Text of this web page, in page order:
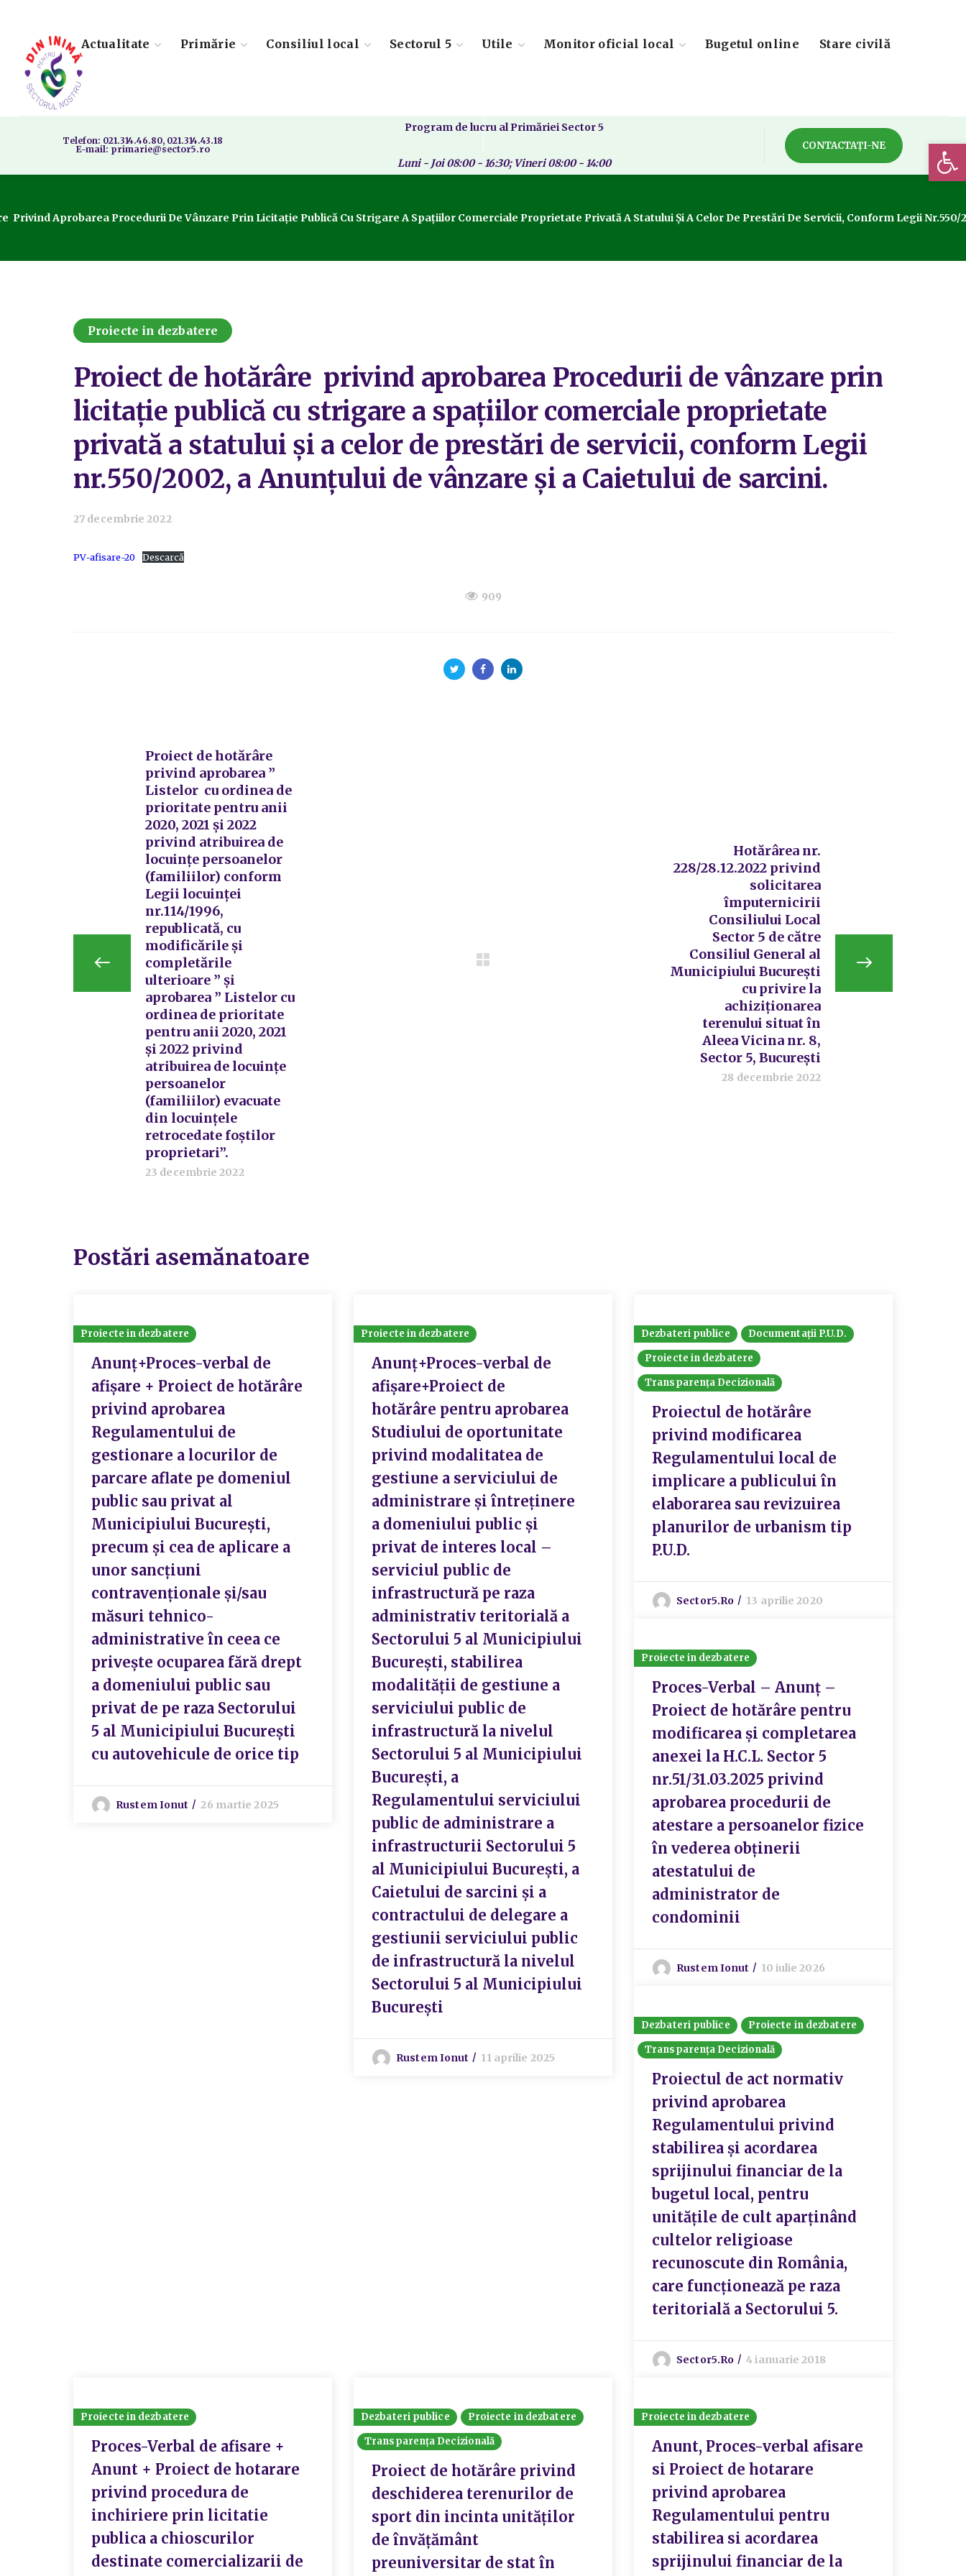
Actualitate Primărie Consiliul local Sectorul 5 Utile Monitor oficial local Bugetul online Stare civilă
Telefon: 021.314.46.80, 021.314.43.18
E-mail: primarie@sector5.ro
Program de lucru al Primăriei Sector 5
Luni - Joi 08:00 - 16:30; Vineri 08:00 - 14:00
CONTACTAȚI-NE
Privind Aprobarea Procedurii De Vânzare Prin Licitație Publică Cu Strigare A Spațiilor Comerciale Proprietate Privată A Statului Și A Celor De Prestări De Servicii, Conform Legii Nr.550/
Proiecte in dezbatere
Proiect de hotărâre privind aprobarea Procedurii de vânzare prin
licitație publică cu strigare a spațiilor comerciale proprietate
privată a statului și a celor de prestări de servicii, conform Legii
nr.550/2002, a Anunțului de vânzare și a Caietului de sarcini.
27 decembrie 2022
PV-afisare-20 Descarcă
909
Proiect de hotărâre
privind aprobarea ”
Listelor cu ordinea de
prioritate pentru anii
2020, 2021 și 2022
privind atribuirea de
locuințe persoanelor
(familiilor) conform
Legii locuinței
nr.114/1996,
republicată, cu
modificările și
completările
ulterioare ” și
aprobarea ” Listelor cu
ordinea de prioritate
pentru anii 2020, 2021
și 2022 privind
atribuirea de locuințe
persoanelor
(familiilor) evacuate
din locuințele
retrocedate foștilor
proprietari”.
23 decembrie 2022
Hotărârea nr.
228/28.12.2022 privind
solicitarea
împuternicirii
Consiliului Local
Sector 5 de către
Consiliul General al
Municipiului București
cu privire la
achiziționarea
terenului situat în
Aleea Vicina nr. 8,
Sector 5, București
28 decembrie 2022
Postări asemănatoare
Proiecte in dezbatere
Anunț+Proces-verbal de
afișare + Proiect de hotărâre
privind aprobarea
Regulamentului de
gestionare a locurilor de
parcare aflate pe domeniul
public sau privat al
Municipiului București,
precum și cea de aplicare a
unor sancțiuni
contravenționale și/sau
măsuri tehnico-
administrative în ceea ce
privește ocuparea fără drept
a domeniului public sau
privat de pe raza Sectorului
5 al Municipiului București
cu autovehicule de orice tip
Rustem Ionut 26 martie 2025
Proiecte in dezbatere
Anunț+Proces-verbal de
afișare+Proiect de
hotărâre pentru aprobarea
Studiului de oportunitate
privind modalitatea de
gestiune a serviciului de
administrare și întreținere
a domeniului public și
privat de interes local –
serviciul public de
infrastructură pe raza
administrativ teritorială a
Sectorului 5 al Municipiului
București, stabilirea
modalității de gestiune a
serviciului public de
infrastructură la nivelul
Sectorului 5 al Municipiului
București, a
Regulamentului serviciului
public de administrare a
infrastructurii Sectorului 5
al Municipiului București, a
Caietului de sarcini și a
contractului de delegare a
gestiunii serviciului public
de infrastructură la nivelul
Sectorului 5 al Municipiului
București
Rustem Ionut 11 aprilie 2025
Dezbateri publice
Documentații P.U.D.
Proiecte in dezbatere
Transparența Decizională
Proiectul de hotărâre
privind modificarea
Regulamentului local de
implicare a publicului în
elaborarea sau revizuirea
planurilor de urbanism tip
P.U.D.
Sector5.ro 13 aprilie 2020
Proiecte in dezbatere
Proces-Verbal – Anunț –
Proiect de hotărâre pentru
modificarea și completarea
anexei la H.C.L. Sector 5
nr.51/31.03.2025 privind
aprobarea procedurii de
atestare a persoanelor fizice
în vederea obținerii
atestatului de
administrator de
condominii
Rustem Ionut 10 iulie 2026
Dezbateri publice
Proiecte in dezbatere
Transparența Decizională
Proiectul de act normativ
privind aprobarea
Regulamentului privind
stabilirea și acordarea
sprijinului financiar de la
bugetul local, pentru
unitățile de cult aparținând
cultelor religioase
recunoscute din România,
care funcționează pe raza
teritorială a Sectorului 5.
Sector5.ro 4 ianuarie 2018
Proiecte in dezbatere
Proces-Verbal de afisare +
Anunt + Proiect de hotarare
privind procedura de
inchiriere prin licitatie
publica a chioscurilor
destinate comercializarii de
Dezbateri publice
Proiecte in dezbatere
Transparența Decizională
Proiect de hotărâre privind
deschiderea terenurilor de
sport din incinta unităților
de învățământ
preuniversitar de stat în
Proiecte in dezbatere
Anunt, Proces-verbal afisare
si Proiect de hotarare
privind aprobarea
Regulamentului pentru
stabilirea si acordarea
sprijinului financiar de la